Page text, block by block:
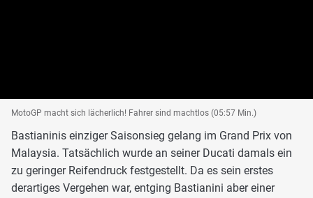
MotoGP macht sich lächerlich! Fahrer sind machtlos (05:57 Min.)
Bastianinis einziger Saisonsieg gelang im Grand Prix von
Malaysia. Tatsächlich wurde an seiner Ducati damals ein
zu geringer Reifendruck festgestellt. Da es sein erstes
derartiges Vergehen war, entging Bastianini aber einer